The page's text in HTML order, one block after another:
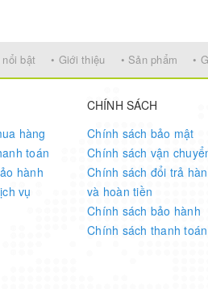
bật • Giới thiệu • Sản phẩm •
hàng
toán
hành
vụ
CHÍNH SÁCH
Chính sách bảo mật
Chính sách vận
Chính sách đổi trả
và hoàn tiền
Chính sách bảo hành
Chính sách thanh toán